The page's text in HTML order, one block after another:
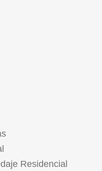
Residencial